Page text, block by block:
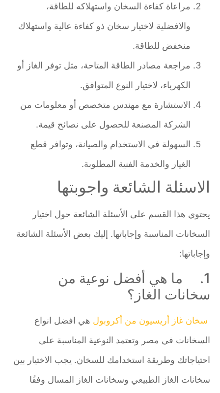
مراعاة كفاءة السخان واستهلاكه للطاقة،
والافضلية لاختيار سخان ذو كفاءة عالية واستهلاك
منخفض للطاقة.
مراجعة مصادر الطاقة المتاحة، مثل توفر الغاز أو
الكهرباء، لاختيار النوع المتوافق.
الاستشارة مع مهندس متخصص أو معلومات من
الشركة المصنعة للحصول على نصائح قيمة.
السهولة في الاستخدام والصيانة، وتوافر قطع
الغيار والخدمة الفنية المطلوبة.
الاسئلة الشائعة واجوبتها
يحتوي هذا القسم على الأسئلة الشائعة حول اختيار
السخانات المناسبة وإجاباتها. إليك بعض الأسئلة الشائعة
وإجاباتها:
1. ما هي أفضل نوعية من
سخانات الغاز؟
سخان غاز أريسيون من أكروبولهي افضل انواع
السخانات في مصر وتعتمد النوعية المناسبة على
احتياجاتك وطريقة استخدامك للسخان. يجب الاختيار بين
سخانات الغاز الطبيعي وسخانات الغاز المسال وفقًا